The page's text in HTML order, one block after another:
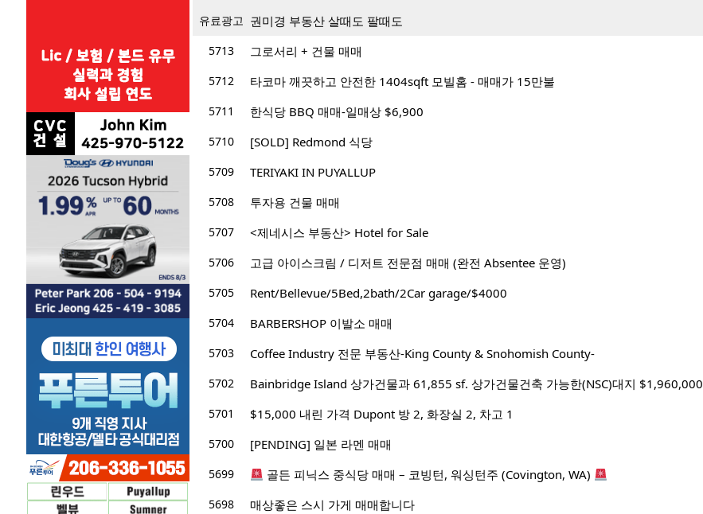
유료광고 권미경 부동산 살때도 팔때도
5713
그로서리 + 건물 매매
5712
타코마 깨끗하고 안전한 1404sqft 모빌홈 - 매매가 15만불
5711
한식당 BBQ 매매-일매상 $6,900
5710
[SOLD] Redmond 식당
5709
TERIYAKI IN PUYALLUP
5708
투자용 건물 매매
5707
<제네시스 부동산> Hotel for Sale
5706
고급 아이스크림 / 디저트 전문점 매매 (완전 Absentee 운영)
5705
Rent/Bellevue/5Bed,2bath/2Car garage/$4000
5704
BARBERSHOP 이발소 매매
5703
Coffee Industry 전문 부동산-King County & Snohomish County-
5702
Bainbridge Island 상가건물과 61,855 sf. 상가건물건축 가능한(NSC)대지 $1,960,000
5701
$15,000 내린 가격 Dupont 방 2, 화장실 2, 차고 1
5700
[PENDING] 일본 라멘 매매
5699
골든 피닉스 중식당 매매 – 코빙턴, 워싱턴주 (Covington, WA)
5698
매상좋은 스시 가게 매매합니다